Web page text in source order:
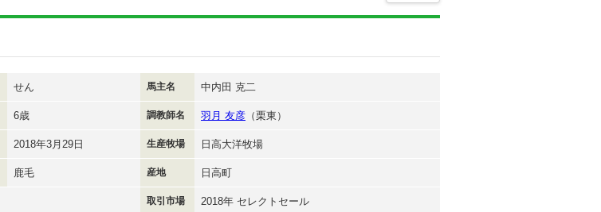
せん 馬主名 中内田 克二
6歳 調教師名 羽月 友彦 （栗東）
2018年3月29日 生産牧場 日高大洋牧場
鹿毛 産地 日高町
取引市場 2018年 セレクトセール